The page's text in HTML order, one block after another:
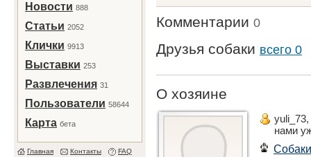
Новости 888
Статьи 2052
Клички 9913
Выставки 253
Развлечения 31
Пользователи 58644
Карта бета
Главная Контакты FAQ
Комментарии 0
Друзья собаки всего 0
О хозяине
нами
Собаки